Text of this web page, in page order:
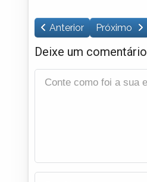
Anterior Próximo
Deixe um comentário